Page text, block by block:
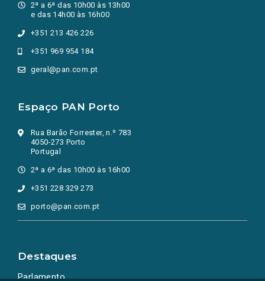
2ª a 6ª das 10h00 às 13h00
e das 14h00 às 16h00
+351 213 426 226
+351 969 954 184
geral@pan.com.pt
Espaço PAN Porto
Rua Barão Forrester, n.º 783
4050-273 Porto
Portugal
2ª a 6ª das 10h00 às 16h00
+351 228 329 273
porto@pan.com.pt
Destaques
Parlamento